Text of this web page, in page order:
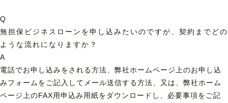
Q
無担保ビジネスローンを申し込みたいのですが、契約までどの
ような流れになりますか？
A
電話でお申し込みをされる方法、弊社ホームページ上のお申し込
みフォームをご記入してメール送信する方法、又は、弊社ホーム
ページ上のFAX用申込み用紙をダウンロードし、必要事項をご記